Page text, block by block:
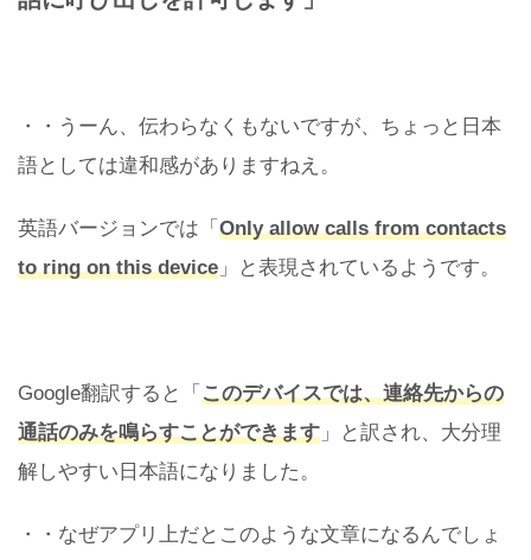
・・うーん、伝わらなくもないですが、ちょっと日本
語としては違和感がありますねえ。
英語バージョンでは「 Only allow calls from contacts
to ring on this device 」と表現されているようです。
Google翻訳すると「 このデバイスでは、連絡先からの
通話のみを鳴らすことができます 」と訳され、大分理
解しやすい日本語になりました。
・・なぜアプリ上だとこのような文章になるんでしょ